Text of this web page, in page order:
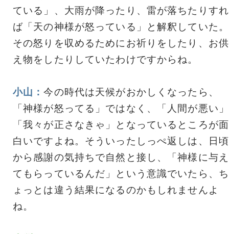
ている」、大雨が降ったり、雷が落ちたりすれ
ば「天の神様が怒っている」と解釈していた。
その怒りを収めるためにお祈りをしたり、お供
え物をしたりしていたわけですからね。
小山：今の時代は天候がおかしくなったら、
「神様が怒ってる」ではなく、「人間が悪い」
「我々が正さなきゃ」となっているところが面
白いですよね。そういったしっぺ返しは、日頃
から感謝の気持ちで自然と接し、「神様に与え
てもらっているんだ」という意識でいたら、ち
ょっとは違う結果になるのかもしれませんよ
ね。